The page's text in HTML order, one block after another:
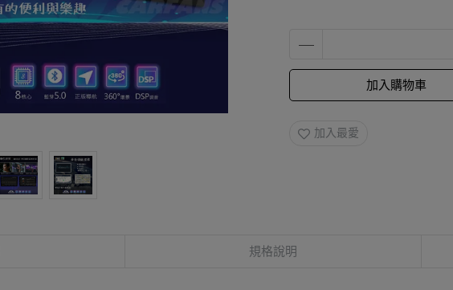
加入購物車
加入最愛
規格說明